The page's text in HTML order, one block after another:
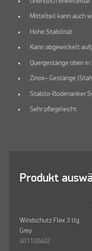
Mittelteil kann auch
Hohe Stabilität
Kann abgewickelt
Quergestänge oben
Zinox– Gestänge
Stabilo-Bodenanker
Sehr pflegeleicht
Produkt
Windschutz Flex 3 tlg.
Grey
401100402